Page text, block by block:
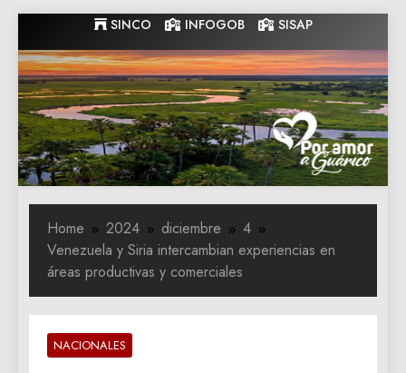
to
content
SINCO INFOGOB SISAP
Gobernacion
de Guarico
Gobernacion de Guarico
Home 2024 diciembre
4
Venezuela y Siria intercambian experiencias en
áreas productivas y comerciales
NACIONALES